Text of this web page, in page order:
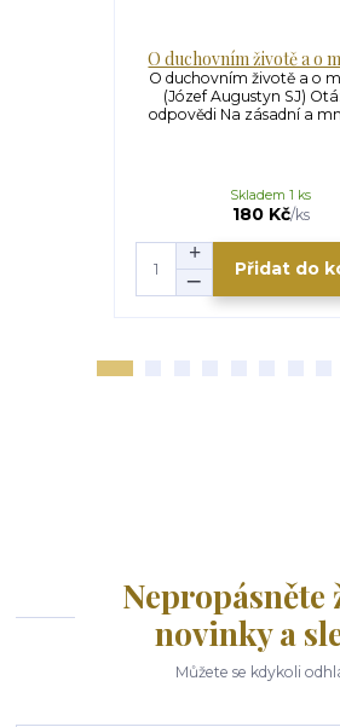
O duchovním životě a o
O duchovním životě a o
(Józef Augustyn SJ)
odpovědi Na zásadní a
180 Kč/ks
Skladem 1 ks
Přidat do
Nepropásněte
novinky a
Můžete se kdykoli